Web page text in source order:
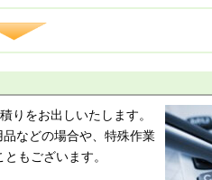
りをお出しいたします。
などの場合や、特殊作業
もございます。